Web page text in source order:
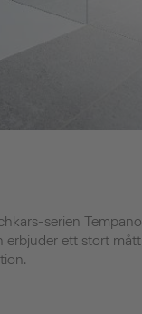
serien Tempano
erbjuder ett stort mått